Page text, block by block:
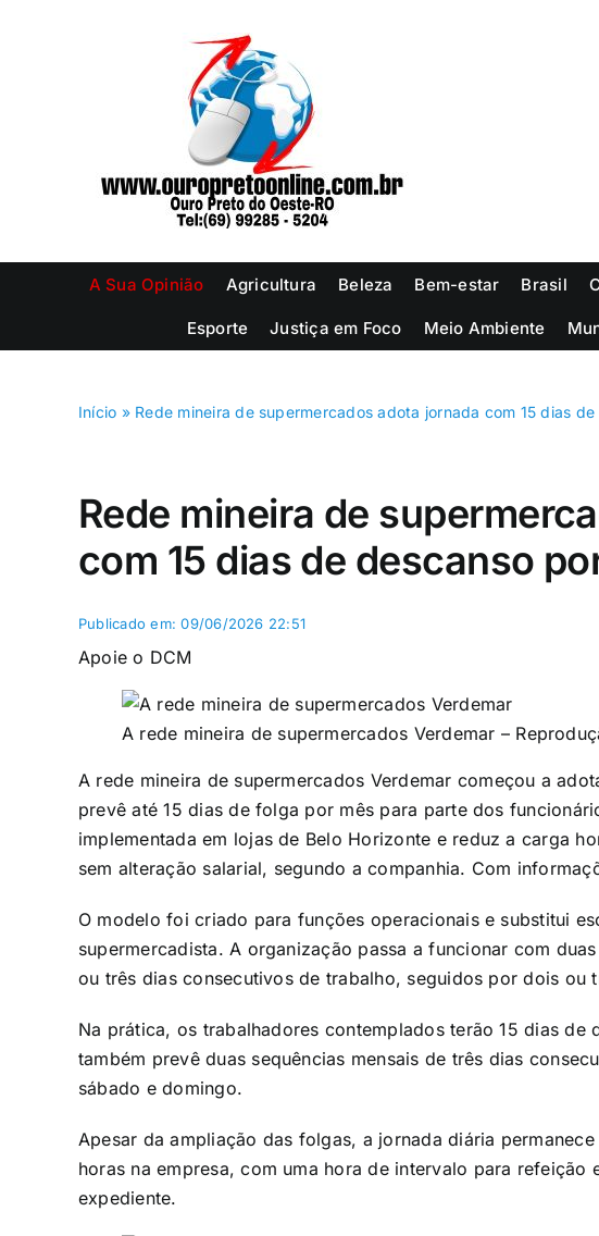
A Sua Opinião Agricultura Beleza Bem-estar Brasil
Esporte Justiça em Foco Meio Ambiente
Início » Rede mineira de supermercados adota jornada com 15 dias
Rede mineira de
com 15 dias de descanso
Publicado em: 09/06/2026 22:51
Apoie o DCM
A rede mineira de supermercados Verdemar –
A rede mineira de supermercados Verdemar começou a
prevê até 15 dias de folga por mês para parte dos
implementada em lojas de Belo Horizonte e reduz a carga
sem alteração salarial, segundo a companhia. Com
O modelo foi criado para funções operacionais e substitui
supermercadista. A organização passa a funcionar com
ou três dias consecutivos de trabalho, seguidos por dois ou
Na prática, os trabalhadores contemplados terão 15 dias de
também prevê duas sequências mensais de três dias
sábado e domingo.
Apesar da ampliação das folgas, a jornada diária
horas na empresa, com uma hora de intervalo para refeição
expediente.